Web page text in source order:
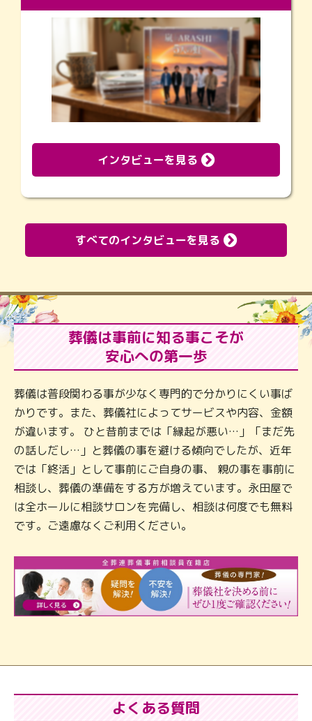
インタビューを見る
すべてのインタビューを見る
葬儀は事前に知る事こそが
安心への第一歩
葬儀は普段関わる事が少なく専門的で分かりにくい事ば
かりです。また、葬儀社によってサービスや内容、金額
が違います。 ひと昔前までは「縁起が悪い…」「まだ先
の話しだし…」と葬儀の事を避ける傾向でしたが、近年
では「終活」として事前にご自身の事、 親の事を事前に
相談し、葬儀の準備をする方が増えています。永田屋で
は全ホールに相談サロンを完備し、相談は何度でも無料
です。ご遠慮なくご利用ください。
よくある質問